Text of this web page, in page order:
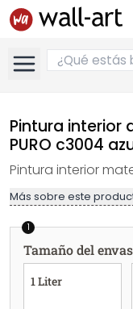
Pintura interior
PURO c3004
Pintura interior
Más sobre este
1
Tamaño del
1 Liter